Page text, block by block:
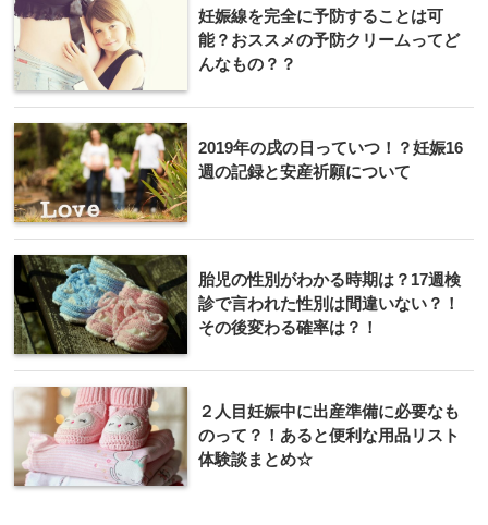
妊娠線を完全に予防することは可
能？おススメの予防クリームってど
んなもの？？
2019年の戌の日っていつ！？妊娠16
週の記録と安産祈願について
胎児の性別がわかる時期は？17週検
診で言われた性別は間違いない？！
その後変わる確率は？！
２人目妊娠中に出産準備に必要なも
のって？！あると便利な用品リスト
体験談まとめ☆